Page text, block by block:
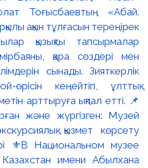
Тоғысбаевтың «Абай.
ақын тұлғасын тереңірек
қызықты тапсырмалар
қара сөздері мен
сынады. Зияткерлік
кеңейтіп, ұлттық
арттыруға ықпал етті. 📌
және жүргізген: Музей
қызмет көрсету
⚜️В Национальном музее
имени Абылхана